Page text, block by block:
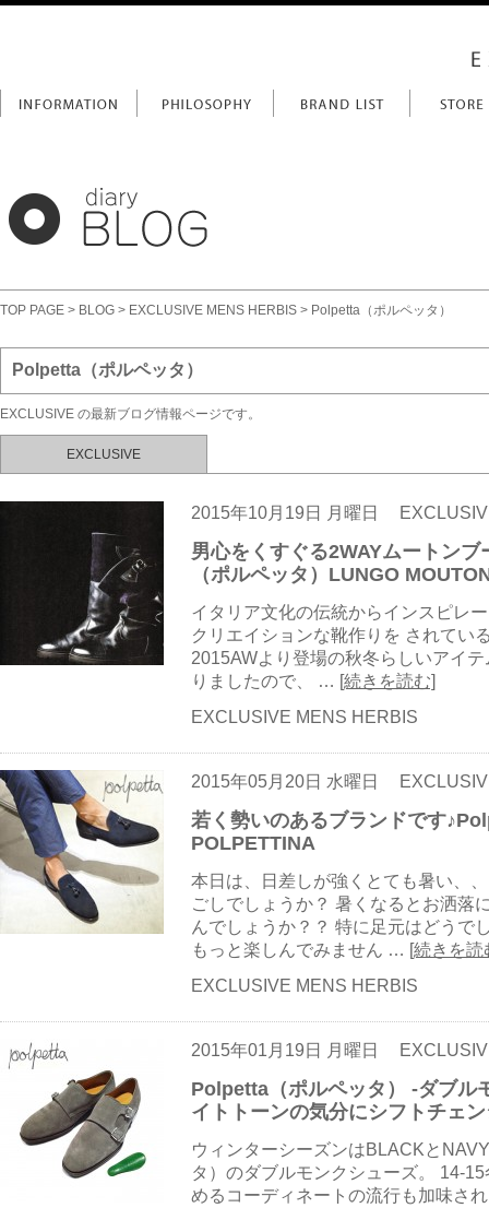
TOP PAGE > BLOG > EXCLUSIVE MENS HERBIS > Polpetta（ポルペッタ）
Polpetta（ポルペッタ）
EXCLUSIVE の最新ブログ情報ページです。
EXCLUSIVE
2015年10月19日 月曜日
男心をくすぐる2WAYムートン
（ポルペッタ）LUNGO
イタリア文化の伝統からインスピレ
クリエイションな靴作りを されてい
2015AWより登場の秋冬らしいアイ
りましたので、 … [続きを読む]
EXCLUSIVE MENS HERBIS
2015年05月20日 水曜日
若く勢いのあるブランドです
POLPETTINA
本日は、日差しが強くとても暑い、
ごしでしょうか？ 暑くなるとお洒落
んでしょうか？？ 特に足元はどうで
もっと楽しんでみません … [続きを読
EXCLUSIVE MENS HERBIS
2015年01月19日 月曜日
Polpetta（ポルペッタ） -ダブ
イトトーンの気分にシフトチェ
ウィンターシーズンはBLACKと
タ）のダブルモンクシューズ。 14-
めるコーディネートの流行も加味さ